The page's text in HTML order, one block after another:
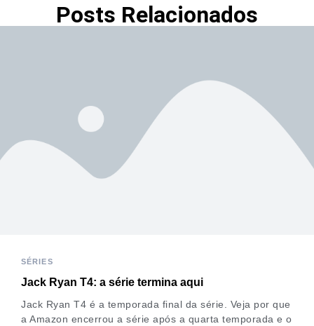
Posts Relacionados
SÉRIES
Jack Ryan T4: a série termina aqui
Jack Ryan T4 é a temporada final da série. Veja por que
a Amazon encerrou a série após a quarta temporada e o